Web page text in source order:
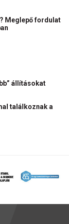
Meglepő fordulat
állításokat
találkoznak a